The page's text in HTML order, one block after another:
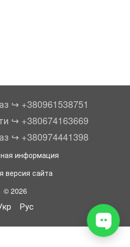
↪︎ +380961538751
↪︎ +380674163669
↪︎ +380974441398
информация
версия сайта
© 2026
Рус